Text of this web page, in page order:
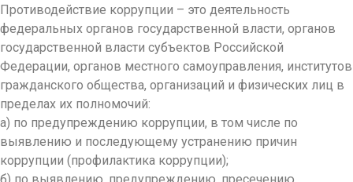
Противодействие коррупции – это деятельность
федеральных органов государственной власти, органов
государственной власти субъектов Российской
Федерации, органов местного самоуправления, институтов
гражданского общества, организаций и физических лиц в
пределах их полномочий:
а) по предупреждению коррупции, в том числе по
выявлению и последующему устранению причин
коррупции (профилактика коррупции);